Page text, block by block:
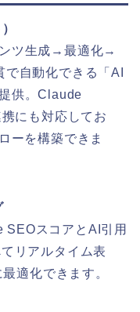
ツ生成→最適化→
自動化できる「AI
供。Claude
にも対応してお
ーを構築できま
SEOスコアとAI引用
リアルタイム表
適化できます。